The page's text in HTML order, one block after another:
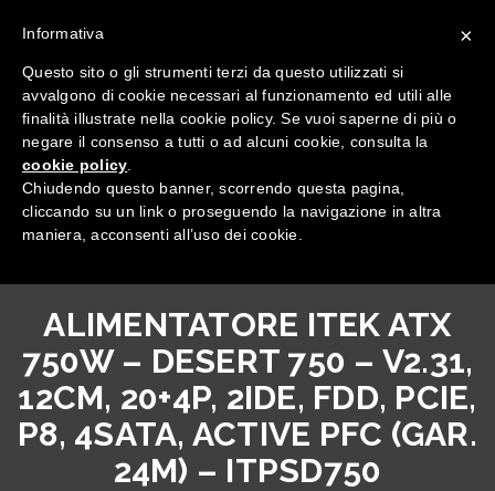
Tutte le categorie
ALIMENTATORE ITEK ATX
750W – DESERT 750 – V2.31,
12CM, 20+4P, 2IDE, FDD, PCIE,
P8, 4SATA, ACTIVE PFC (GAR.
24M) – ITPSD750
×
Informativa
Questo sito o gli strumenti terzi da questo utilizzati si
avvalgono di cookie necessari al funzionamento ed utili alle
finalità illustrate nella cookie policy. Se vuoi saperne di più o
negare il consenso a tutti o ad alcuni cookie, consulta la
cookie policy
Chiudendo questo banner, scorrendo questa pagina,
cliccando su un link o proseguendo la navigazione in altra
maniera, acconsenti all’uso dei cookie.